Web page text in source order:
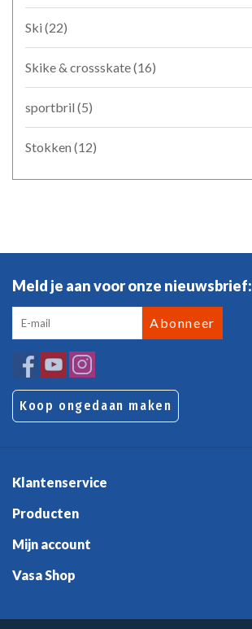
Ski (22)
Skike & crossskate(16)
sportbril (5)
Stokken (12)
Meld je aan voor onze nieuwsbrief:
Abonneer
Koop ongedaan maken
Klantenservice
Producten
Mijn account
Vasa Shop